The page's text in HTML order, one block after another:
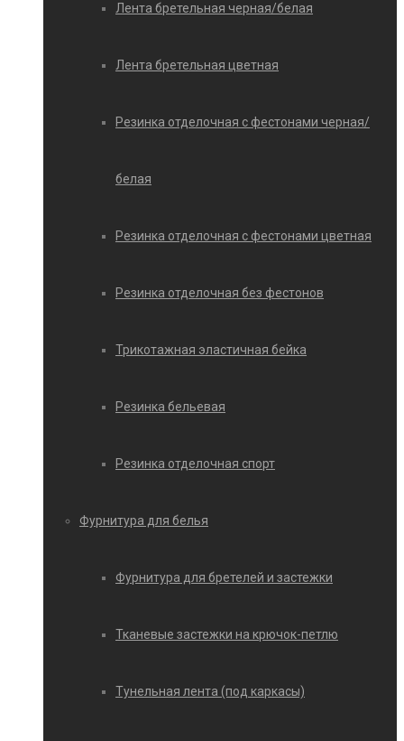
Лента бретельная черная/белая
Лента бретельная цветная
Резинка отделочная с фестонами черная/
белая
Резинка отделочная с фестонами цветная
Резинка отделочная без фестонов
Трикотажная эластичная бейка
Резинка бельевая
Резинка отделочная спорт
Фурнитура для белья
Фурнитура для бретелей и застежки
Тканевые застежки на крючок-петлю
Тунельная лента (под каркасы)